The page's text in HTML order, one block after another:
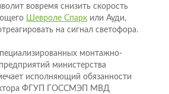
вовремя снизить скорость
Шевроле Спарк или Ауди,
на сигнал светофора.
монтажно-
министерства
исполняющий обязанности
ФГУП ГОССМЭП МВД